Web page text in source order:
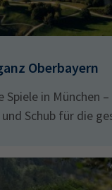
Oberbayern
Spiele in München
Schub für die